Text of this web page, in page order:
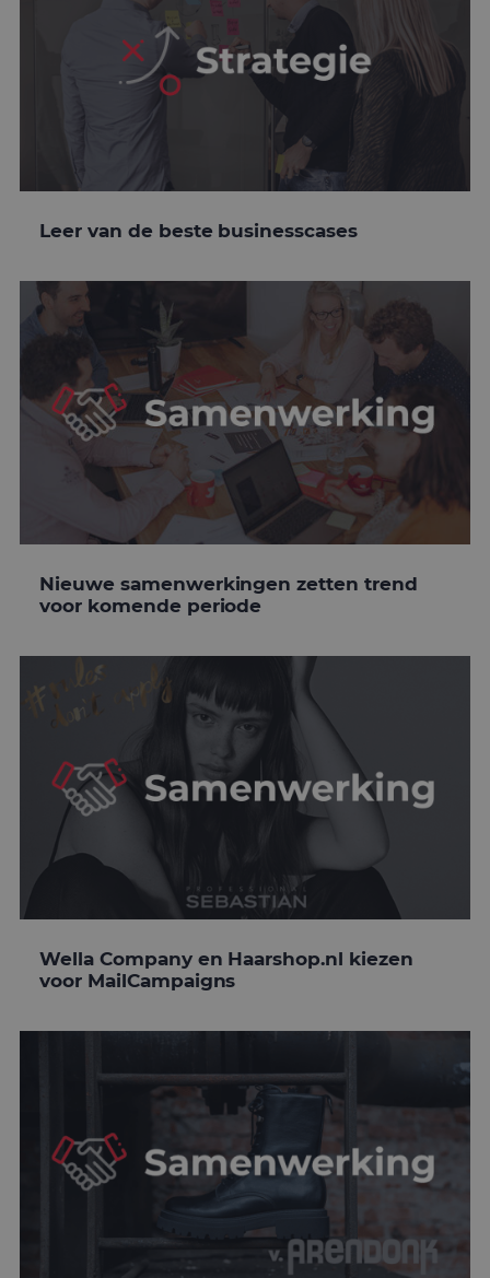
Leer van de beste businesscases
Nieuwe samenwerkingen zetten trend
voor komende periode
Wella Company en Haarshop.nl kiezen
voor MailCampaigns